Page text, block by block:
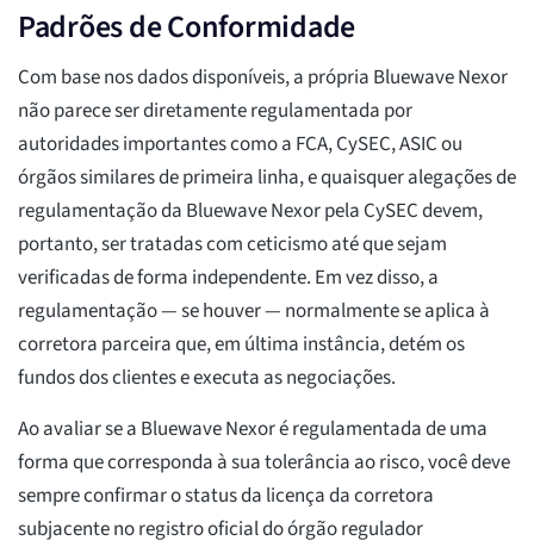
Padrões de Conformidade
Com base nos dados disponíveis, a própria Bluewave Nexor
não parece ser diretamente regulamentada por
autoridades importantes como a FCA, CySEC, ASIC ou
órgãos similares de primeira linha, e quaisquer alegações de
regulamentação da Bluewave Nexor pela CySEC devem,
portanto, ser tratadas com ceticismo até que sejam
verificadas de forma independente. Em vez disso, a
regulamentação — se houver — normalmente se aplica à
corretora parceira que, em última instância, detém os
fundos dos clientes e executa as negociações.
Ao avaliar se a Bluewave Nexor é regulamentada de uma
forma que corresponda à sua tolerância ao risco, você deve
sempre confirmar o status da licença da corretora
subjacente no registro oficial do órgão regulador